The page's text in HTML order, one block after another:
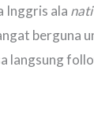
Inggris ala
berguna
langsung